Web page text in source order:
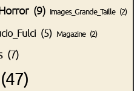
(9) Images_Grande_Taille(2)
(5) Magazine(2)
(7)
(47)